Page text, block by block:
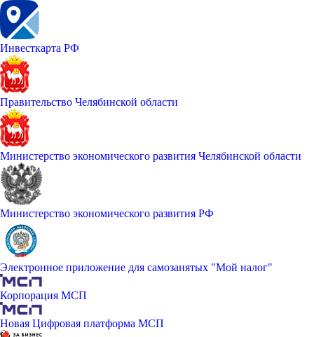
Инвесткарта РФ
Правительство Челябинской области
Министерство экономического развития Челябинской области
Министерство экономического развития РФ
Электронное приложение для самозанятых "Мой налог"
Корпорация МСП
Новая Цифровая платформа МСП